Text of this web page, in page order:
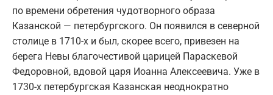
по времени обретения чудотворного образа
Казанской — петербургского. Он появился в северной
столице в 1710-х и был, скорее всего, привезен на
берега Невы благочестивой царицей Параскевой
Федоровной, вдовой царя Иоанна Алексеевича. Уже в
1730-х петербургская Казанская неоднократно